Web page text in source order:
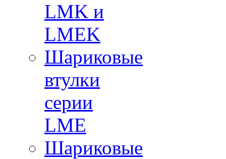
LMK и
LMEK
Шариковые
втулки
серии
LME
Шариковые